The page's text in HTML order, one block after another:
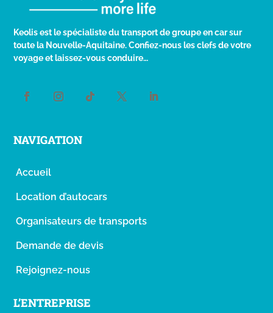
Keolis est le spécialiste du transport de groupe en car sur
toute la Nouvelle-Aquitaine. Confiez-nous les clefs de votre
voyage et laissez-vous conduire…
NAVIGATION
Accueil
Location d’autocars
Organisateurs de transports
Demande de devis
Rejoignez-nous
L’ENTREPRISE